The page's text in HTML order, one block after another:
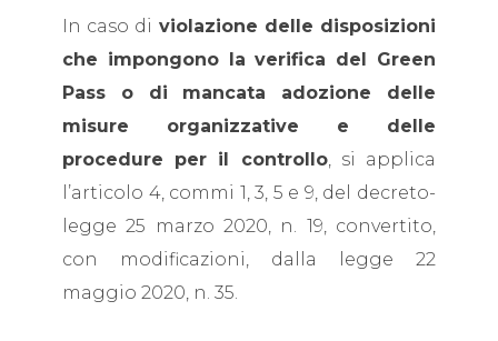
In caso di violazione delle disposizioni
che impongono la verifica del Green
Pass o di mancata adozione delle
misure organizzative e delle
procedure per il controllo, si applica
l’articolo 4, commi 1, 3, 5 e 9, del decreto-
legge 25 marzo 2020, n. 19, convertito,
con modificazioni, dalla legge 22
maggio 2020, n. 35.